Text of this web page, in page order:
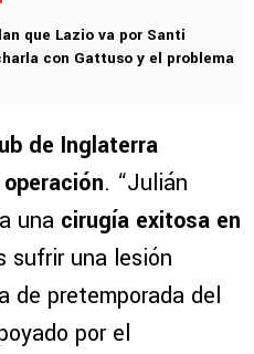
que Lazio va por Santi
con Gattuso y el problema
de Inglaterra
. “Julián
una cirugía exitosa en
sufrir una lesión
de pretemporada del
por el